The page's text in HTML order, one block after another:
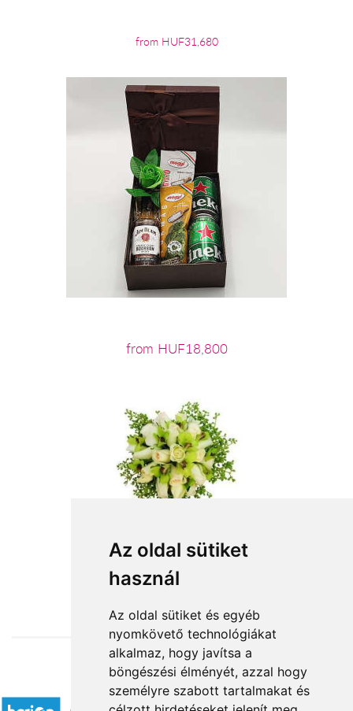
Az oldal sütiket
használ
Az oldal sütiket és egyéb
nyomkövető technológiákat
alkalmaz, hogy javítsa a
böngészési élményét, azzal hogy
személyre szabott tartalmakat és
from HUF31,680
from HUF18,800
from HUF60,000
Accepted payment methods